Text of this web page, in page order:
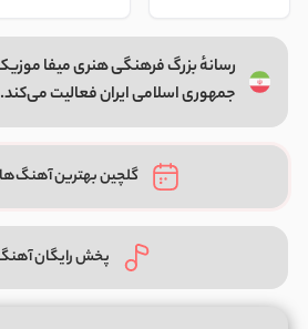
رسانهٔ بزرگ فرهنگی هنری میفا
جمهوری اسلامی ایران فعالیت می‌کند.
گلچین بهترین
پخش رایگان